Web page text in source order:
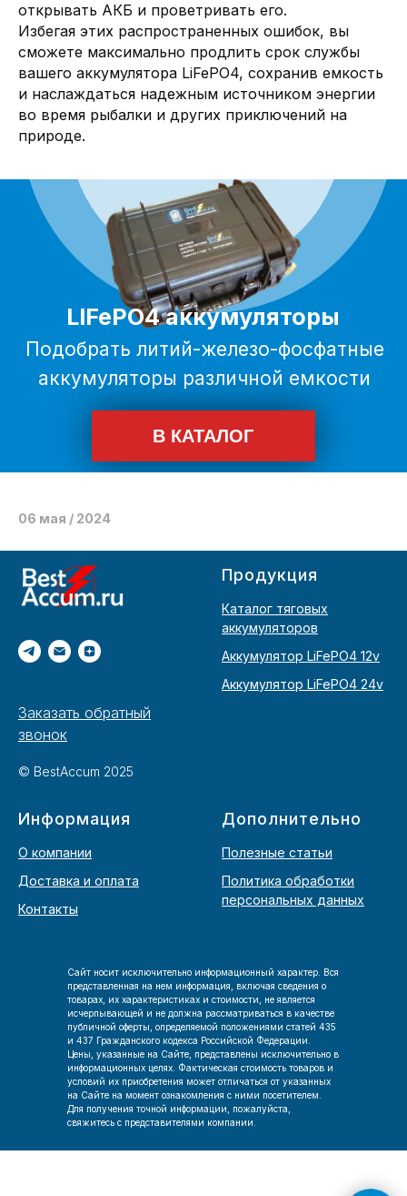
открывать АКБ и проветривать его.
Избегая этих распространенных ошибок, вы
сможете максимально продлить срок службы
вашего аккумулятора LiFePO4, сохранив емкость
и наслаждаться надежным источником энергии
во время рыбалки и других приключений на
природе.
06 мая / 2024
Заказать обратный
звонок
© BestAccum 2025
Продукция
Каталог тяговых
аккумуляторов
Аккумулятор LiFePO4 12v
Аккумулятор LiFePO4 24v
Информация
О компании
Доставка и оплата
Контакты
Дополнительно
Полезные статьи
Политика обработки
персональных данных
Сайт носит исключительно информационный характер. Вся
представленная на нем информация, включая сведения о
товарах, их характеристиках и стоимости, не является
исчерпывающей и не должна рассматриваться в качестве
публичной оферты, определяемой положениями статей 435
и 437 Гражданского кодекса Российской Федерации.
Цены, указанные на Сайте, представлены исключительно в
информационных целях. Фактическая стоимость товаров и
условий их приобретения может отличаться от указанных
на Сайте на момент ознакомления с ними посетителем.
Для получения точной информации, пожалуйста,
свяжитесь с представителями компании.